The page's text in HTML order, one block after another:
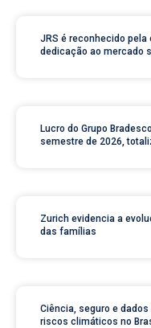
JRS é reconhecido
dedicação ao mercado
Lucro do Grupo
semestre de 2026,
Zurich evidencia a
das famílias
Ciência, seguro e
riscos climáticos no